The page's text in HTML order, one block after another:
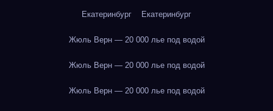
Екатеринбург Екатеринбург
Жюль Верн — 20 000 лье под водой
Жюль Верн — 20 000 лье под водой
Жюль Верн — 20 000 лье под водой